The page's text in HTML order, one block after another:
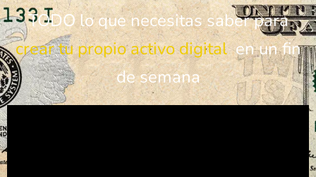
TODO lo que necesitas saber para
crear tu propio activo digitalen un fin
de semana